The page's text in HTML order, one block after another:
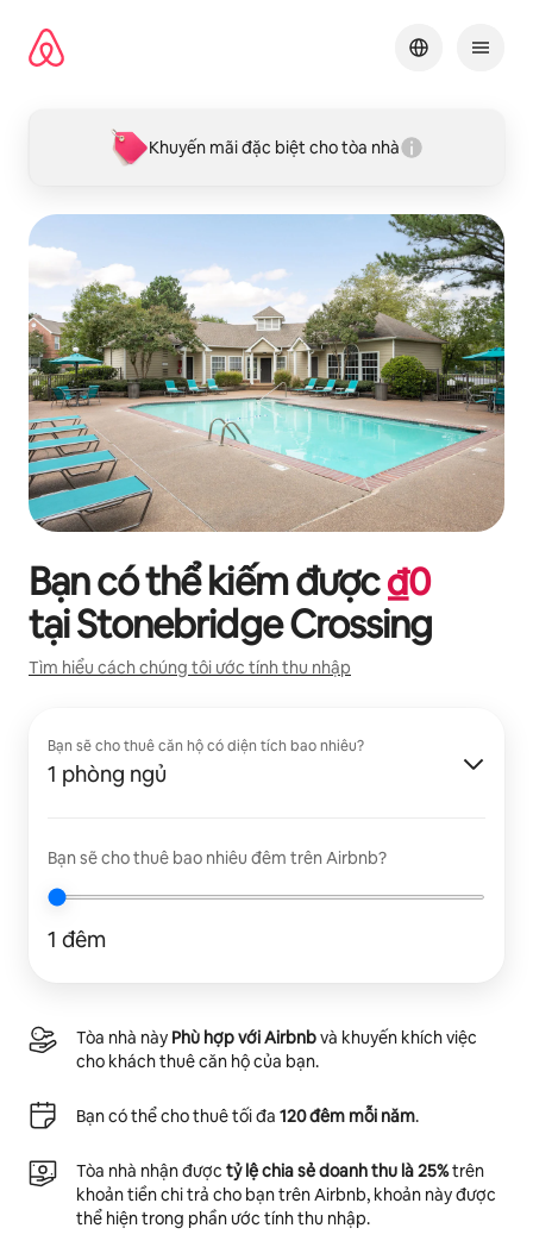
Khuyến mãi đặc biệt cho tòa nhà
Bạn có thể kiếm được₫0
tạiStonebridge Crossing
Tìm hiểu cách chúng tôi ước tính thu nhập
Bạn sẽ cho thuê căn hộ có diện tích bao nhiêu?
1 phòng ngủ
Bạn sẽ cho thuê bao nhiêu đêm trên Airbnb?
1 đêm
Tòa nhà này Phù hợp với Airbnbvà khuyến khích việc
cho khách thuê căn hộ của bạn.
Bạn có thể cho thuê tối đa 120 đêm mỗi năm.
Tòa nhà nhận được tỷ lệ chia sẻ doanh thu là 25%trên
khoản tiền chi trả cho bạn trên Airbnb, khoản này được
thể hiện trong phần ước tính thu nhập.